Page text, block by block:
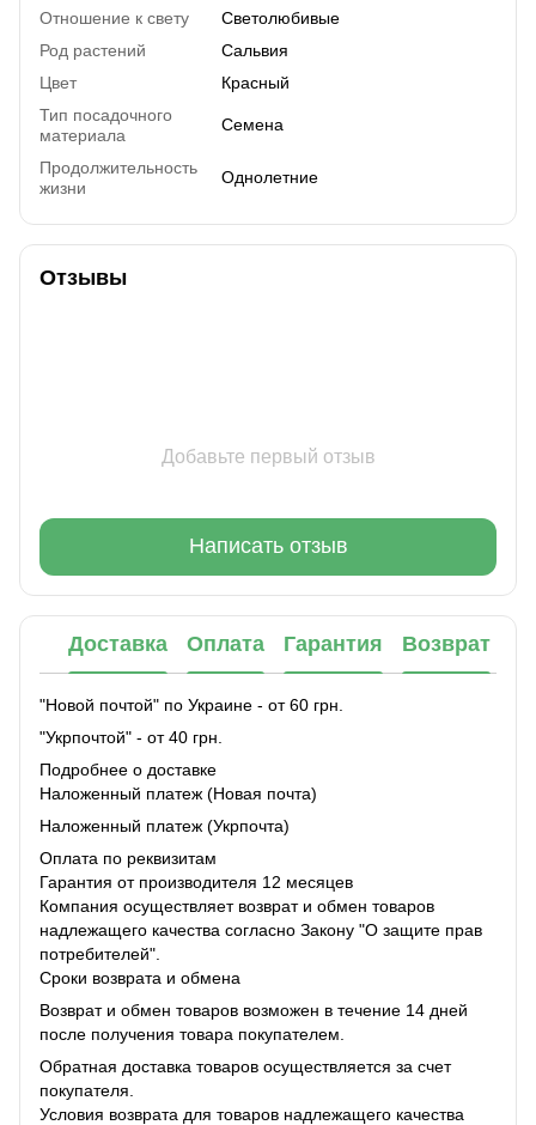
Отношение к свету
Светолюбивые
Род растений
Сальвия
Цвет
Красный
Тип посадочного
материала
Семена
Продолжительность
жизни
Однолетние
Отзывы
Добавьте первый отзыв
Написать отзыв
Доставка Оплата Гарантия Возврат
"Новой почтой" по Украине - от 60 грн.
"Укрпочтой" - от 40 грн.
Подробнее о доставке
Наложенный платеж (Новая почта)
Наложенный платеж (Укрпочта)
Оплата по реквизитам
Гарантия от производителя 12 месяцев
Компания осуществляет возврат и обмен товаров
надлежащего качества согласно Закону "О защите прав
потребителей".
Сроки возврата и обмена
Возврат и обмен товаров возможен в течение 14 дней
после получения товара покупателем.
Обратная доставка товаров осуществляется за счет
покупателя.
Условия возврата для товаров надлежащего качества